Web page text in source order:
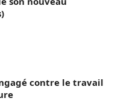
contre le travail